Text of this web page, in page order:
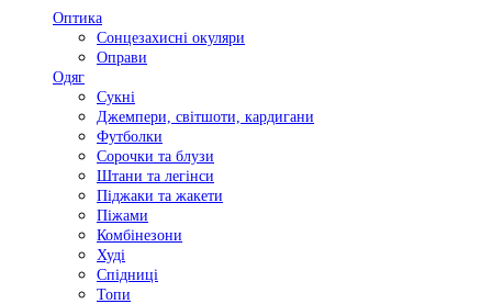
Оптика
Сонцезахисні окуляри
Оправи
Одяг
Сукні
Джемпери, світшоти, кардигани
Футболки
Сорочки та блузи
Штани та легінси
Піджаки та жакети
Піжами
Комбінезони
Худі
Спідниці
Топи